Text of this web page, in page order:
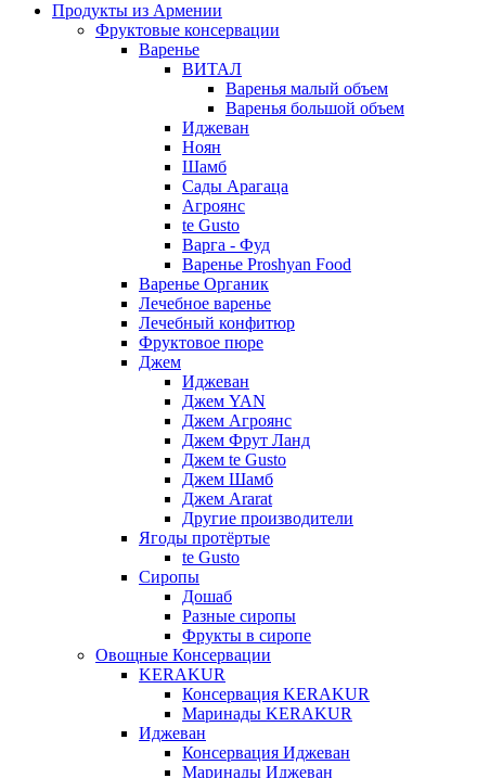
Продукты из Армении
Фруктовые консервации
Варенье
ВИТАЛ
Варенья малый объем
Варенья большой объем
Иджеван
Ноян
Шамб
Сады Арагаца
Агроянс
te Gusto
Варга - Фуд
Варенье Proshyan Food
Варенье Органик
Лечебное варенье
Лечебный конфитюр
Фруктовое пюре
Джем
Иджеван
Джем YAN
Джем Агроянс
Джем Фрут Ланд
Джем te Gusto
Джем Шамб
Джем Ararat
Другие производители
Ягоды протёртые
te Gusto
Сиропы
Дошаб
Разные сиропы
Фрукты в сиропе
Овощные Консервации
KERAKUR
Консервация KERAKUR
Маринады KERAKUR
Иджеван
Консервация Иджеван
Маринады Иджеван